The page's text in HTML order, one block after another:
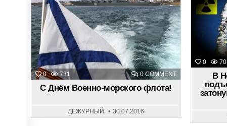
0 731 0 COMMENTON
С
ВОЕННО-
МОРСКОГО
Posted
in
С Днём Военно-морского флота!
ДЕЖУРНЫЙ 30.07.2016
0
В